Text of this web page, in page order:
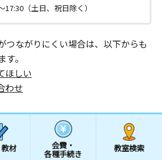
17:30（土日、祝日除く）
つながりにくい場合は、以下からも
。
ほしい
わせ
材 会費・
各種手続き
教室検索